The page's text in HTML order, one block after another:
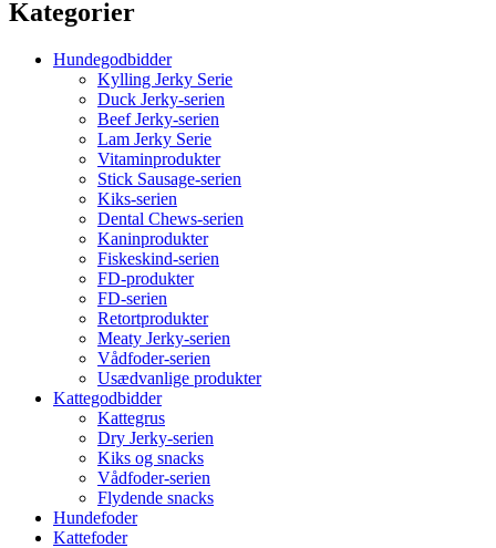
Kategorier
Hundegodbidder
Kylling Jerky Serie
Duck Jerky-serien
Beef Jerky-serien
Lam Jerky Serie
Vitaminprodukter
Stick Sausage-serien
Kiks-serien
Dental Chews-serien
Kaninprodukter
Fiskeskind-serien
FD-produkter
FD-serien
Retortprodukter
Meaty Jerky-serien
Vådfoder-serien
Usædvanlige produkter
Kattegodbidder
Kattegrus
Dry Jerky-serien
Kiks og snacks
Vådfoder-serien
Flydende snacks
Hundefoder
Kattefoder